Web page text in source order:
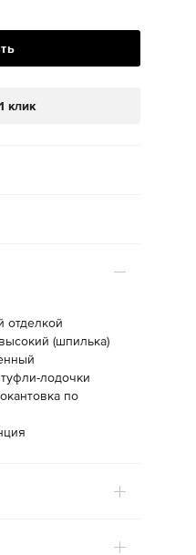
клик
отделкой
(шпилька)
лодочки
по